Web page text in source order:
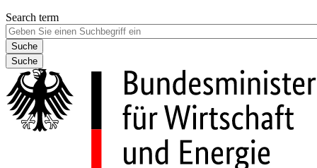
Search term
Suche